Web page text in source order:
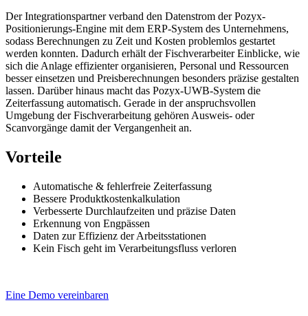
Der Integrationspartner verband den Datenstrom der Pozyx-
Positionierungs-Engine mit dem ERP-System des Unternehmens,
sodass Berechnungen zu Zeit und Kosten problemlos gestartet
werden konnten. Dadurch erhält der Fischverarbeiter Einblicke, wie
sich die Anlage effizienter organisieren, Personal und Ressourcen
besser einsetzen und Preisberechnungen besonders präzise gestalten
lassen. Darüber hinaus macht das Pozyx-UWB-System die
Zeiterfassung automatisch. Gerade in der anspruchsvollen
Umgebung der Fischverarbeitung gehören Ausweis- oder
Scanvorgänge damit der Vergangenheit an.
Vorteile
Automatische & fehlerfreie Zeiterfassung
Bessere Produktkostenkalkulation
Verbesserte Durchlaufzeiten und präzise Daten
Erkennung von Engpässen
Daten zur Effizienz der Arbeitsstationen
Kein Fisch geht im Verarbeitungsfluss verloren
Eine Demo vereinbaren